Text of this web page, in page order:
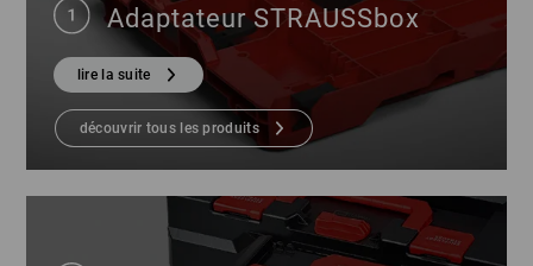
Adaptateur STRAUSSbox
lire la suite
découvrir tous les produits